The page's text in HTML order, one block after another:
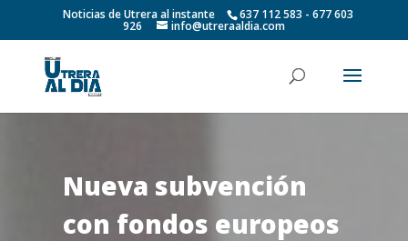
Noticias de Utrera al instante 637 112 583 - 677 603
926 info@utreraaldia.com
Nueva subvención
con fondos europeos